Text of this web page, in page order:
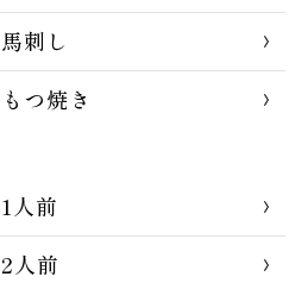
馬刺し
もつ焼き
1人前
2人前